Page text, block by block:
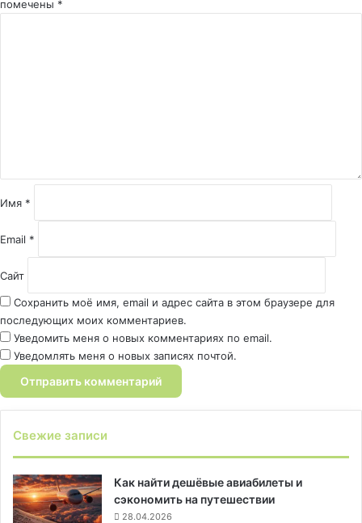
помечены *
и
й
Имя *
Email *
Сайт
Сохранить моё имя, email и адрес сайта в этом браузере для
последующих моих комментариев.
Уведомить меня о новых комментариях по email.
Уведомлять меня о новых записях почтой.
Свежие записи
Как найти дешёвые авиабилеты и
сэкономить на путешествии
28.04.2026